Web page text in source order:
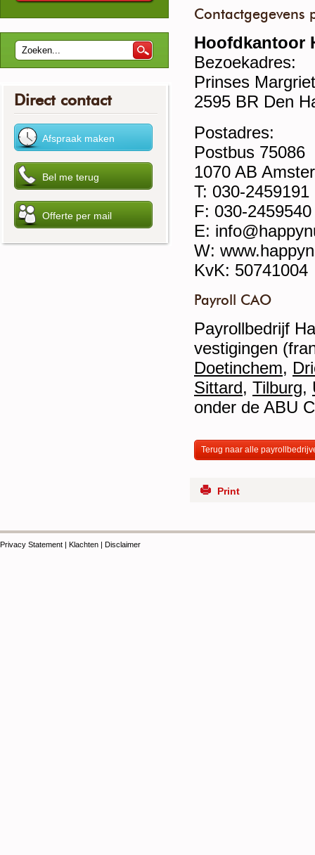
Contactgegevens
Hoofdkantoor
Bezoekadres:
Prinses
2595 BR Den
Postadres:
Postbus 75086
1070 AB
T: 030-2459191
F: 030-2459540
E:
W:
KvK: 50741004
Payroll CAO
Payrollbedrijf
vestigingen
Doetinchem,
Sittard, Tilburg,
onder de ABU
Terug naar alle
Print
Direct contact
Privacy Statement | Klachten | Disclaimer